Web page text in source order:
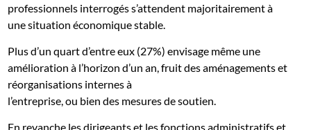
professionnels interrogés s’attendent majoritairement à
une situation économique stable.
Plus d’un quart d’entre eux (27%) envisage même une
amélioration à l’horizon d’un an, fruit des aménagements et
réorganisations internes à
l’entreprise, ou bien des mesures de soutien.
En revanche les dirigeants et les fonctions administratifs et